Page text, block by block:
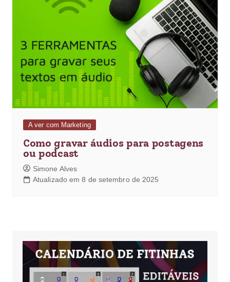
A ver com Marketing
Como gravar áudios para postagens
ou podcast
Simone Alves
Atualizado em 8 de setembro de 2025